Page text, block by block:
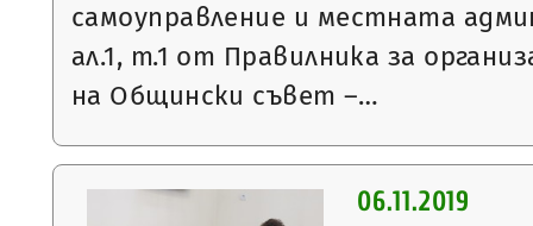
самоуправление и местната
ал.1, т.1 от Правилника за
на Общински съвет –…
06.11.2019